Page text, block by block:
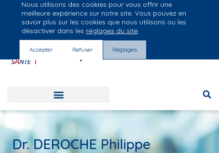
Groupe Vivalto Santé
Entre nous, la vie
Dr. DEROCHE Philippe
Nous utilisons des cookies pour vous offrir une
meilleure expérience sur notre site. Vous pouvez en
savoir plus sur les cookies que nous utilisons ou les
désactiver dans les réglages du site.
Accepter Refuser Réglages